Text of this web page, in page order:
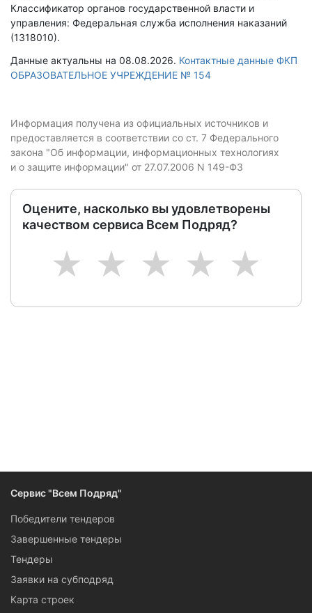
Классификатор органов государственной власти и
управления: Федеральная служба исполнения наказаний
(1318010).
Данные актуальны на 08.08.2026. Контактные данные ФКП
ОБРАЗОВАТЕЛЬНОЕ УЧРЕЖДЕНИЕ № 154
Информация получена из официальных источников и
предоставляется в соответствии со ст. 7 Федерального
закона "Об информации, информационных технологиях
и о защите информации" от 27.07.2006 N 149-ФЗ
Оцените, насколько вы удовлетворены
качеством сервиса Всем Подряд?
5
4
3
2
1
Сервис "Всем Подряд"
Победители тендеров
Завершенные тендеры
Тендеры
Заявки на субподряд
Карта строек